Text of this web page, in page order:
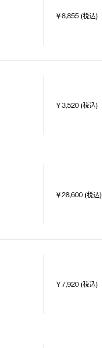
￥8,855 (税込)
￥3,520 (税込)
￥28,600 (税込)
￥7,920 (税込)